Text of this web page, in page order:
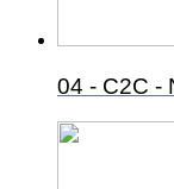
04 - C2C -